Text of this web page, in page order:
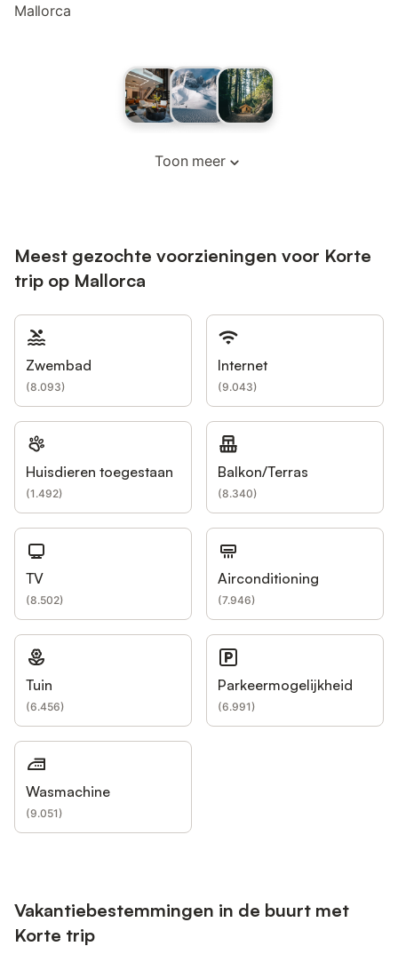
Mallorca
Toon meer
Meest gezochte voorzieningen voor Korte
trip op Mallorca
Zwembad
(8.093)
Internet
(9.043)
Huisdieren toegestaan
(1.492)
Balkon/Terras
(8.340)
TV
(8.502)
Airconditioning
(7.946)
Tuin
(6.456)
Parkeermogelijkheid
(6.991)
Wasmachine
(9.051)
Vakantiebestemmingen in de buurt met
Korte trip